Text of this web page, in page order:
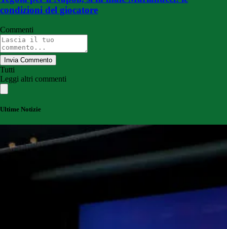
condizioni del giocatore
Commenti
Invia Commento
Tutti
Leggi altri commenti
Ultime Notizie